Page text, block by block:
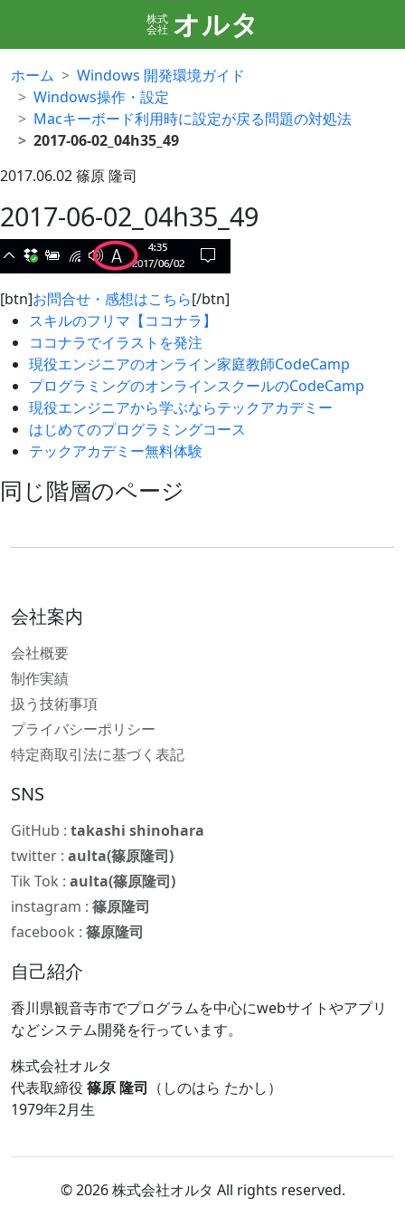
株式
会社 オルタ
ホーム
Windows 開発環境ガイド
Windows操作・設定
Macキーボード利用時に設定が戻る問題の対処法
2017-06-02_04h35_49
2017.06.02篠原 隆司
2017-06-02_04h35_49
[btn]お問合せ・感想はこちら[/btn]
スキルのフリマ【ココナラ】
ココナラでイラストを発注
現役エンジニアのオンライン家庭教師CodeCamp
プログラミングのオンラインスクールのCodeCamp
現役エンジニアから学ぶならテックアカデミー
はじめてのプログラミングコース
テックアカデミー無料体験
同じ階層のページ
会社案内
会社概要
制作実績
扱う技術事項
プライバシーポリシー
特定商取引法に基づく表記
SNS
GitHub : takashi shinohara
twitter : aulta(篠原隆司)
Tik Tok : aulta(篠原隆司)
instagram : 篠原隆司
facebook : 篠原隆司
自己紹介
香川県観音寺市でプログラムを中心にwebサイトやアプリ
などシステム開発を行っています。
株式会社オルタ
代表取締役 篠原 隆司 （しのはら たかし）
1979年2月生
© 2026 株式会社オルタ All rights reserved.